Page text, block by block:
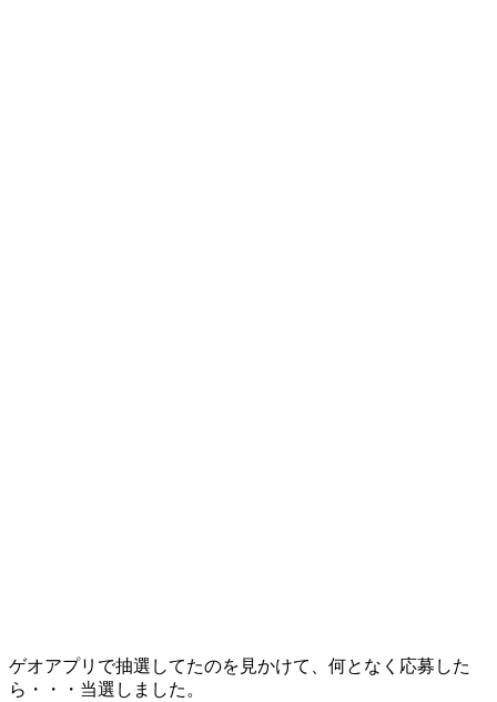
ゲオアプリで抽選してたのを見かけて、何となく応募した
ら・・・当選しました。